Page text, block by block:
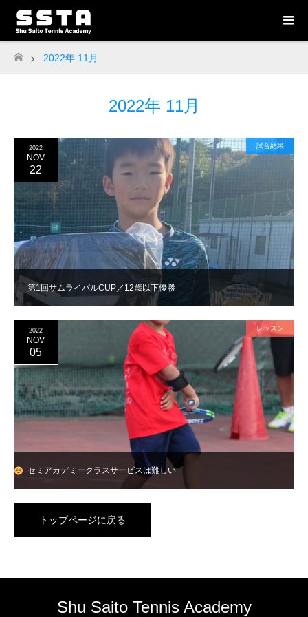
ホーム
2022年 11月
2022年 11月
第1回サムライパルCUP／12歳以下優勝
2022
NOV
22
試合結果
セミアカデミークラスサービスは難しい
2022
NOV
05
レッスン
トップページに戻る
Shu Saito Tennis Academy